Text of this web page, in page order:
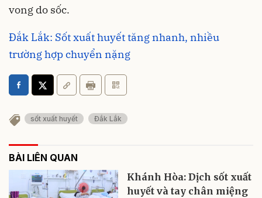
vong do sốc.
Đắk Lắk: Sốt xuất huyết tăng nhanh, nhiều
trường hợp chuyển nặng
sốt xuất huyết Đắk Lắk
BÀI LIÊN QUAN
Khánh Hòa: Dịch sốt xuất
huyết và tay chân miệng